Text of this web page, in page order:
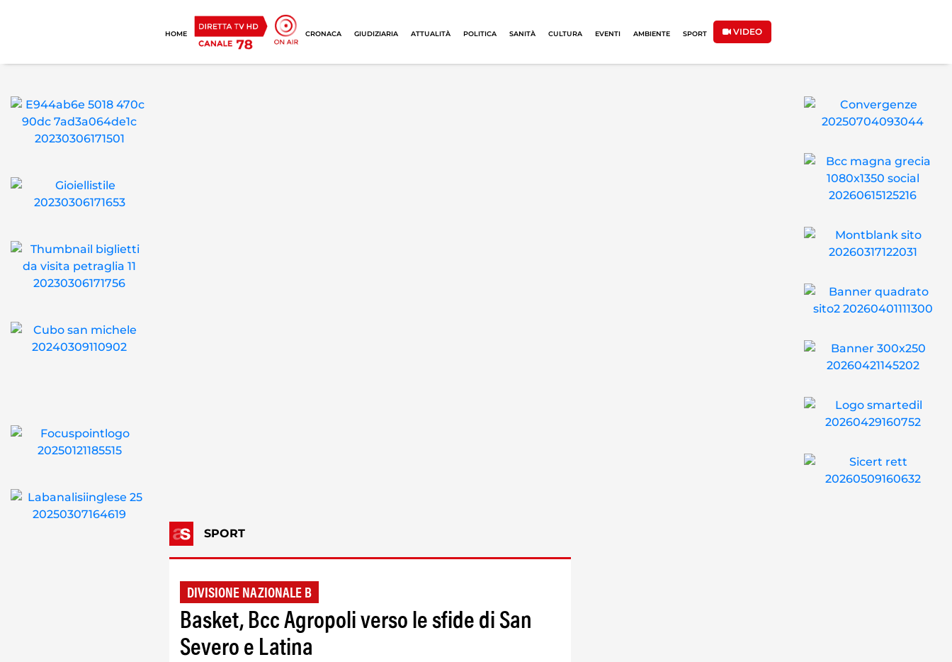
HOME CRONACA GIUDIZIARIA ATTUALITÀ POLITICA SANITÀ CULTURA EVENTI AMBIENTE SPORT VIDEO
SPORT
DIVISIONE NAZIONALE B
Basket, Bcc Agropoli verso le sfide di San
Severo e Latina